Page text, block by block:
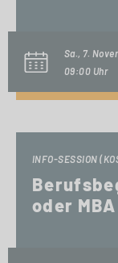
Sa., 7.
09:00 Uhr
INFO-SESSION
oder MBA